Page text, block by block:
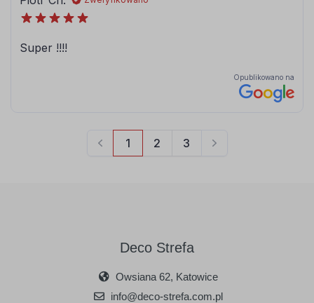
Deco Strefa
Owsiana 62, Katowice
info@deco-strefa.com.pl